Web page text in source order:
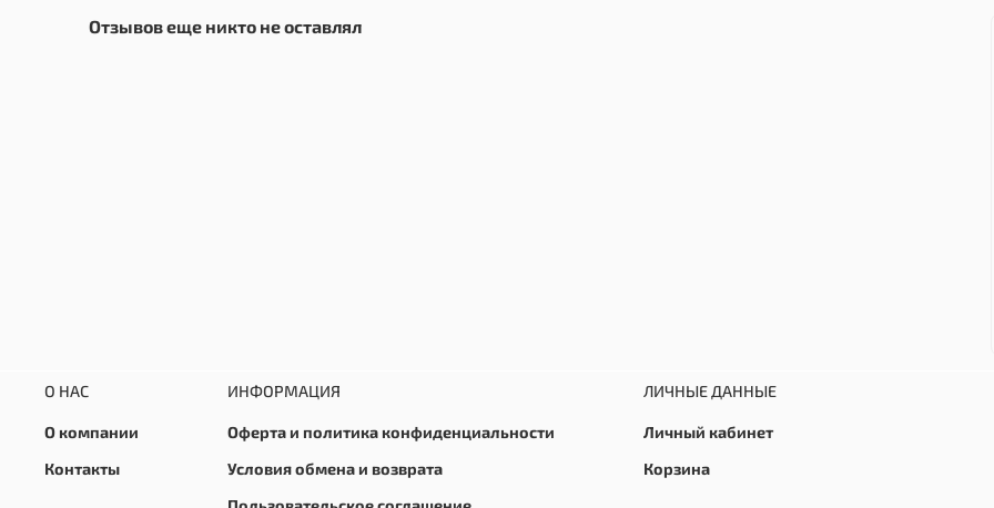
Отзывов еще никто не оставлял
О НАС
О компании
Контакты
ИНФОРМАЦИЯ
Оферта и политика конфиденциальности
Условия обмена и возврата
ЛИЧНЫЕ ДАННЫЕ
Личный кабинет
Корзина